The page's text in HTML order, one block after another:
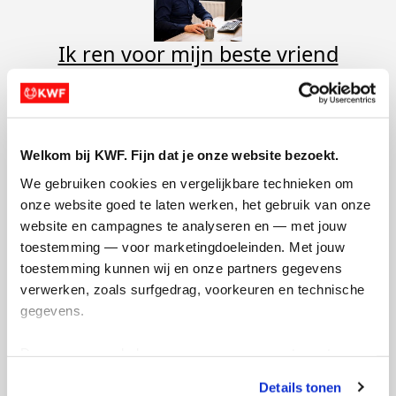
Welkom bij KWF. Fijn dat je onze website bezoekt.
We gebruiken cookies en vergelijkbare technieken om
onze website goed te laten werken, het gebruik van onze
website en campagnes te analyseren en — met jouw
toestemming — voor marketingdoeleinden. Met jouw
toestemming kunnen wij en onze partners gegevens
verwerken, zoals surfgedrag, voorkeuren en technische
gegevens.
Details tonen
Ik ren voor mijn beste vriend
van Gijs van Ettekoven
€3.500
Gijs van Bosse